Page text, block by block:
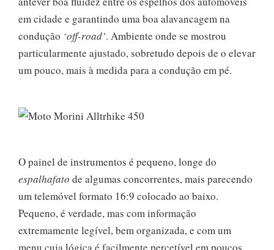
em cidade e garantindo uma boa alavancagem na
condução ‘off-road’. Ambiente onde se mostrou
particularmente ajustado, sobretudo depois de o elevar
um pouco, mais à medida para a condução em pé.
O painel de instrumentos é pequeno, longe do
espalhafato de algumas concorrentes, mais parecendo
um telemóvel formato 16:9 colocado ao baixo.
Pequeno, é verdade, mas com informação
extremamente legível, bem organizada, e com um
menu cuja lógica é facilmente percetível em poucos